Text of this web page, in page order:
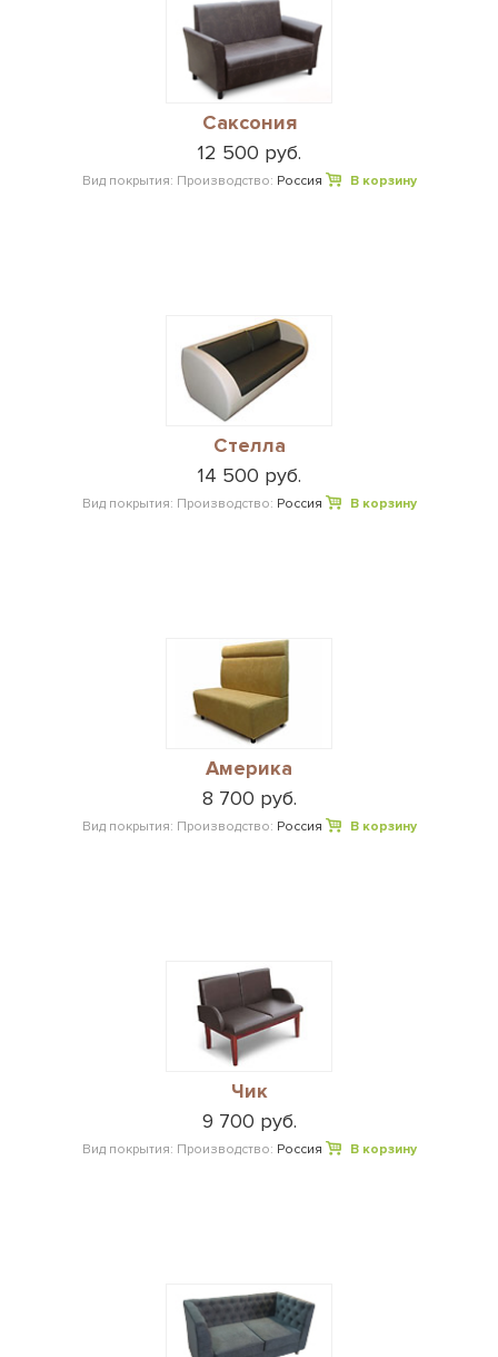
Саксония
12 500 руб.
Вид покрытия: Производство: Россия В корзину
Стелла
14 500 руб.
Вид покрытия: Производство: Россия В корзину
Америка
8 700 руб.
Вид покрытия: Производство: Россия В корзину
Чик
9 700 руб.
Вид покрытия: Производство: Россия В корзину